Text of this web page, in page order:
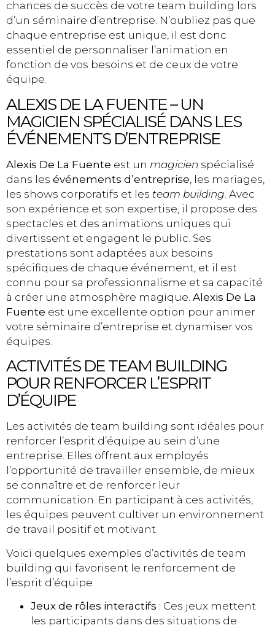
chances de succès de votre team building lors
d’un séminaire d’entreprise. N’oubliez pas que
chaque entreprise est unique, il est donc
essentiel de personnaliser l’animation en
fonction de vos besoins et de ceux de votre
équipe.
ALEXIS DE LA FUENTE – UN
MAGICIEN SPÉCIALISÉ DANS LES
ÉVÉNEMENTS D’ENTREPRISE
Alexis De La Fuente est un magicien spécialisé
dans les événements d’entreprise , les mariages,
les shows corporatifs et les team building . Avec
son expérience et son expertise, il propose des
spectacles et des animations uniques qui
divertissent et engagent le public. Ses
prestations sont adaptées aux besoins
spécifiques de chaque événement, et il est
connu pour sa professionnalisme et sa capacité
à créer une atmosphère magique. Alexis De La
Fuente est une excellente option pour animer
votre séminaire d’entreprise et dynamiser vos
équipes.
ACTIVITÉS DE TEAM BUILDING
POUR RENFORCER L’ESPRIT
D’ÉQUIPE
Les activités de team building sont idéales pour
renforcer l’esprit d’équipe au sein d’une
entreprise. Elles offrent aux employés
l’opportunité de travailler ensemble, de mieux
se connaître et de renforcer leur
communication. En participant à ces activités,
les équipes peuvent cultiver un environnement
de travail positif et motivant.
Voici quelques exemples d’activités de team
building qui favorisent le renforcement de
l’esprit d’équipe :
Jeux de rôles interactifs : Ces jeux mettent
les participants dans des situations de